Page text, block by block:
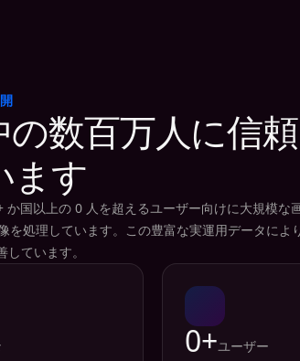
数百万人に信
ます
国以上の 0 人を超えるユーザー向けに大規模な
を処理しています。この豊富な実運用データによ
ています。
0+ユーザー